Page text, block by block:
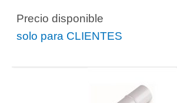
Precio disponible
solo para CLIENTES